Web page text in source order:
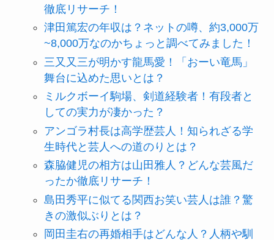
徹底リサーチ！
津田篤宏の年収は？ネットの噂、約3,000万
~8,000万なのかちょっと調べてみました！
三又又三が明かす龍馬愛！「おーい竜馬」
舞台に込めた思いとは？
ミルクボーイ駒場、剣道経験者！有段者と
しての実力が凄かった？
アンゴラ村長は高学歴芸人！知られざる学
生時代と芸人への道のりとは？
森脇健児の相方は山田雅人？どんな芸風だ
ったか徹底リサーチ！
島田秀平に似てる関西お笑い芸人は誰？驚
きの激似ぶりとは？
岡田圭右の再婚相手はどんな人？人柄や馴